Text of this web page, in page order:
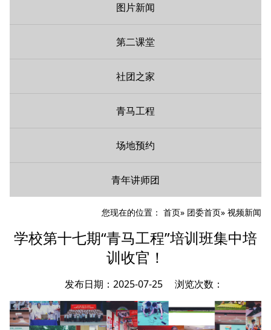
图片新闻
第二课堂
社团之家
青马工程
场地预约
青年讲师团
您现在的位置： 首页» 团委首页» 视频新闻
学校第十七期“青马工程”培训班集中培
训收官！
发布日期：2025-07-25 浏览次数：